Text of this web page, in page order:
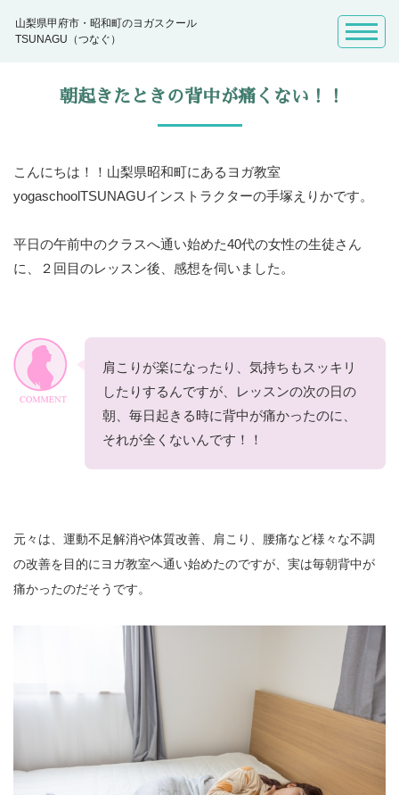
山梨県甲府市・昭和町のヨガスクール
TSUNAGU（つなぐ）
朝起きたときの背中が痛くない！！
こんにちは！！山梨県昭和町にあるヨガ教室
yogaschoolTSUNAGUインストラクターの手塚えりかです。
平日の午前中のクラスへ通い始めた40代の女性の生徒さん
に、２回目のレッスン後、感想を伺いました。
肩こりが楽になったり、気持ちもスッキリ
したりするんですが、レッスンの次の日の
朝、毎日起きる時に背中が痛かったのに、
それが全くないんです！！
元々は、運動不足解消や体質改善、肩こり、腰痛など様々な不調
の改善を目的にヨガ教室へ通い始めたのですが、実は毎朝背中が
痛かったのだそうです。